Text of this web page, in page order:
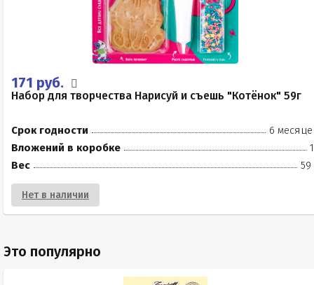
171 руб.
Набор для творчества Нарисуй и съешь "Котёнок" 59г
Срок годности
6
Вложений в коробке
Вес
59
Нет в наличии
Это популярно